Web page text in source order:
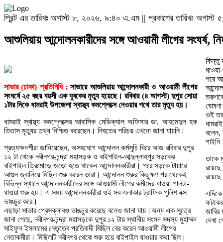
প্রিন্ট এর তারিখঃ অগাস্ট ৮, ২০২৬, ৯:৪০ এ.এম || প্রকাশের তারিখঃ
আশুলিয়ায় আন্দোলনকারীদের সঙ্গে আওয়ামী লীগের সংঘর্ষ,
সাভার (ঢাকা) প্রতিনিধি : সাভারে আশুলিয়ায় আন্দোলনকারী ও আওয়ামী লীগের
সংঘর্ষে ২৫ বছর বয়সী এক যুবকের মৃত্যু হয়েছে। রবিবার (৪ আগস্ট) দুপুর সোয়া
১টার দিকে ধামরাই উপজেলা স্বাস্থ্য কমপ্লেক্সে নেওয়ার পথে তার মৃত্যু হয়।
ধামরাই স্বাস্থ্য কমপ্লেক্সের আবাসিক মেডিক্যাল অফিসার ডা. আহমেদুল হক
তিতাস মৃত্যুর তথ্য নিশ্চিত করেছেন। নিহতের পরিচয় এখনো জানা যায়নি।
প্রত্যক্ষদর্শীরা জানিয়েছেন, অসহযোগ আন্দোলন কর্মসূচি ঘিরে আজ রবিবার দুপুর
১২ টা থেকে নবীনগর-চন্দ্রা মহাসড়ক ও বাইপাইল-আব্দুল্লাহপুর সড়কের
বাইপাইল ত্রিমোড়ে জড়ো হতে থাকেন আন্দোলনকারীরা। পরে সড়কে টায়ারে
আগুন জ্বালিয়ে মিছিল শুরু করেন তারা। আন্দোলন শুরুর কিছুক্ষণ পর থেকেই
বিভিন্ন স্থানে আন্দোলনকারীদের সঙ্গে আওয়ামী লীগের কর্মীদের ধাওয়া পালটা-
ধাওয়া শুরু হয়। এ সময় আন্দোলনকারীরা ওই সব এলাকার ট্রাফিক পুলিশ বক্স
ভাঙচুর করে।
এছাড়া সাভার প্রেসক্লাবও ভাঙচুর করেছে বলেও জানা যায়।অন্য এক সূত্রে
জানা গেছে, নবীনগর-চন্দ্রা মহাসড়কে দুপুর ১২ টায় স্থানীয় সংসদ সদস্য মুহাম্মদ
সাইফুল ইসলামের নেতৃত্বে প্রতিবাদী মিছিল বের করেন আওয়ামী লীগের
নেতাকর্মীরা। মিছিলটি নবীনগর থেকে শুরু হয়ে বাইপাইল যাওয়ার কথা ছিল।
কিন্তু
পরে
ওই
তাকে
দেখা